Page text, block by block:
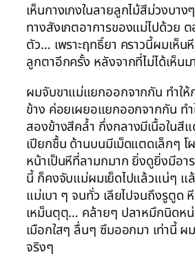
เห็นกางเกงในลายลูกไม้สีม่วงบา
ทางสังเกตอาการของแม่ไปด้วย
ตัว… เพราะฤทธิ์ยา คราวนี้ผมเห็น
ลูกตาอีกครั้ง หลังจากที่ไม่ได้เห็น
ผมจับขาแม่แยกออกจากกัน ทำใ
ข้าง ค่อยเผยอแยกออกจากกัน ท
สองข้างสีคล้ำ กึ่งกลางมีเนื้อในสี
เปียกชื้น ด้านบนมีเม็ดแตดเล็กๆ
หน้าเป็นหีที่ลามกมาก ยิ่งดูยิ่งมีอา
นี้ ก็คงจับแม่ผมเย็ดไปแล้วแน่ๆ แ
แม่เบา ๆ จนทั่ว เลียไปจนถึงรูตูด
เหม็นตุตุ… คล้ายๆ ปลาหมึกนิดห
เมือกใสๆ ลื่นๆ ซึมออกมา เท่านี้ ผ
จริงๆ